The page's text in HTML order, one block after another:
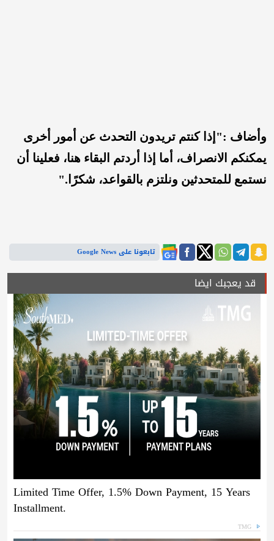
وأضاف :"إذا كنتم تريدون التحدث عن أمور أخرى
يمكنكم الانصراف، أما إذا أردتم البقاء هنا، فعلينا أن
نستمع للمتحدثين ونلتزم بالقواعد، شكرًا."
تابعونا على Google News
قد يعجبك ايضا
Limited Time Offer, 1.5% Down Payment, 15 Years
Installment.
TMG